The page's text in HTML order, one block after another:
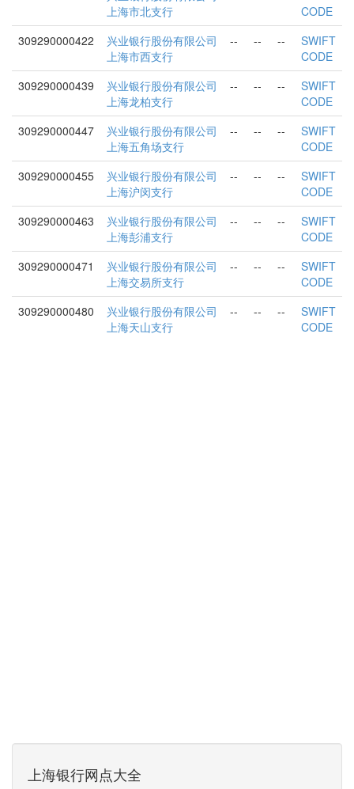
上海市北支行
CODE
309290000422
兴业银行股份有限公司
上海市西支行
-- -- --
SWIFT
CODE
309290000439
兴业银行股份有限公司
上海龙柏支行
-- -- --
SWIFT
CODE
309290000447
兴业银行股份有限公司
上海五角场支行
-- -- --
SWIFT
CODE
309290000455
兴业银行股份有限公司
上海沪闵支行
-- -- --
SWIFT
CODE
309290000463
兴业银行股份有限公司
上海彭浦支行
-- -- --
SWIFT
CODE
309290000471
兴业银行股份有限公司
上海交易所支行
-- -- --
SWIFT
CODE
309290000480
兴业银行股份有限公司
上海天山支行
-- -- --
SWIFT
CODE
上海银行网点大全